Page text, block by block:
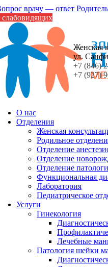
врачу — ответ
слабовидящих
Женская
ул.
+7 (846)
+7 (927)
О нас
Отделения
Женская
Родильное
Отделение
Отделение
Отделение
Функциональная
Лаборатория
Педиатрическое
Услуги
Гинекология
Лечебные
Патология шейки